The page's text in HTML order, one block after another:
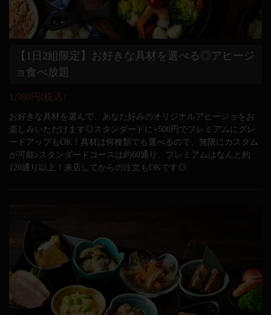
【1日2組限定】お好きな具材を選べる◎アヒージ
ョ食べ放題
1,980円 (税込)
お好きな具材を選んで、あなた好みのオリジナルアヒージョをお
楽しみいただけます◎スタンダードに+500円でプレミアムにグレ
ードアップもOK！具材は何種類でも選べるので、無限にカスタム
が可能♪スタンダードコースは約60通り、プレミアムはなんと約
120通り以上！来店してからの注文もOKです◎